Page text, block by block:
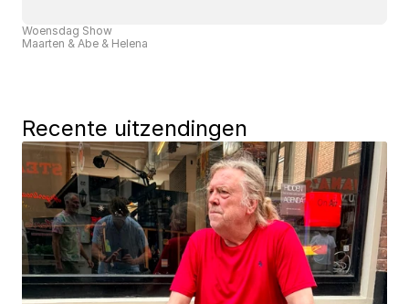
Woensdag Show
Maarten & Abe & Helena
Recente uitzendingen